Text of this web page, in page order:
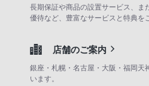
長期保証や商品の設置サービス、ま
優待など、豊富なサービスと特典を
店舗のご案内
銀座・札幌・名古屋・大阪・福岡天
います。